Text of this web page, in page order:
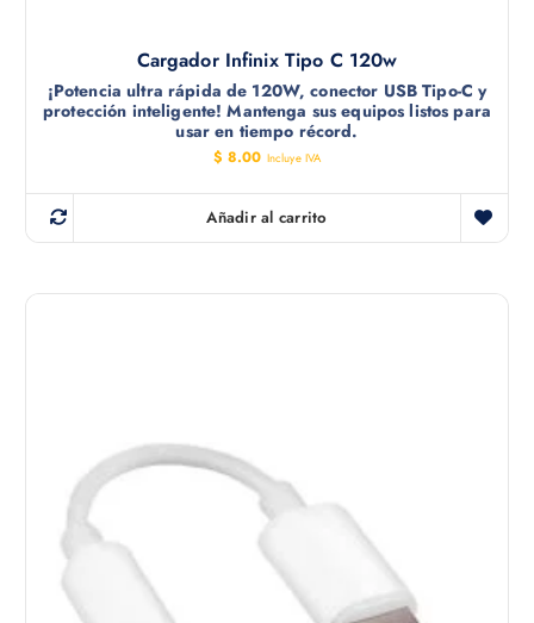
Cargador Infinix Tipo C 120w
¡Potencia ultra rápida de 120W, conector USB Tipo-C y
protección inteligente! Mantenga sus equipos listos para
usar en tiempo récord.
$ 8.00 Incluye IVA
Añadir al carrito